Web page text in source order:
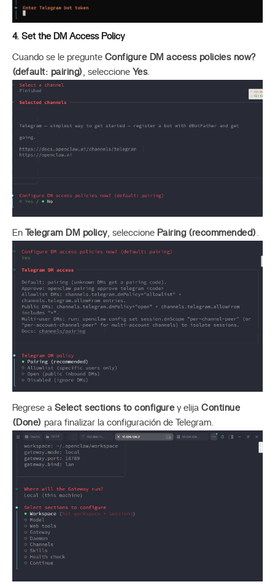
4. Set the DM Access Policy
Cuando se le pregunte Configure DM access policies now?
(default: pairing)
, seleccione Yes.
En Telegram DM policy, seleccione Pairing (recommended) .
Regrese a Select sections to configure y elijaContinue
(Done) para finalizar la configuración de Telegram.